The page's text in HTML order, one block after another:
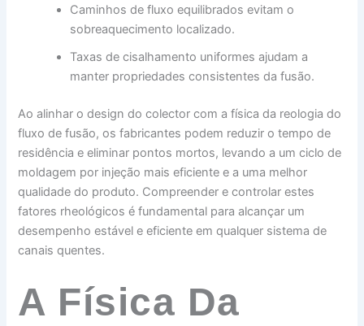
Caminhos de fluxo equilibrados evitam o
sobreaquecimento localizado.
Taxas de cisalhamento uniformes ajudam a
manter propriedades consistentes da fusão.
Ao alinhar o design do colector com a física da reologia do
fluxo de fusão, os fabricantes podem reduzir o tempo de
residência e eliminar pontos mortos, levando a um ciclo de
moldagem por injeção mais eficiente e a uma melhor
qualidade do produto. Compreender e controlar estes
fatores rheológicos é fundamental para alcançar um
desempenho estável e eficiente em qualquer sistema de
canais quentes.
A Física Da